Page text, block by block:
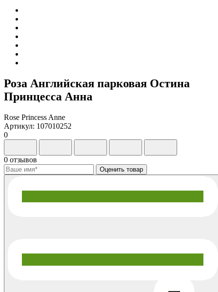
Роза Английская парковая Остина
Принцесса Анна
Rose Princess Anne
Артикул: 107010252
0
0 отзывов